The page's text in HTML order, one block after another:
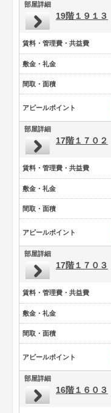
部屋詳細
19階１９１３
賃料・管理費・共益費
敷金・礼金
間取・面積
アピールポイント
部屋詳細
17階１７０２
賃料・管理費・共益費
敷金・礼金
間取・面積
アピールポイント
部屋詳細
17階１７０３
賃料・管理費・共益費
敷金・礼金
間取・面積
アピールポイント
部屋詳細
16階１６０３